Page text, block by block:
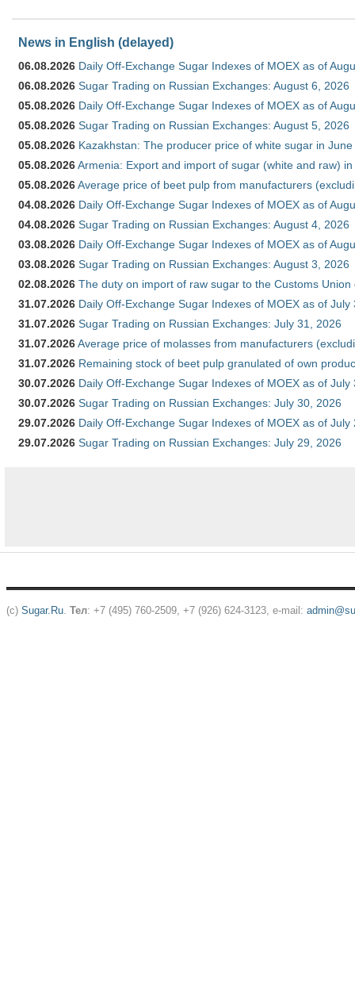
News in English (delayed)
06.08.2026 Daily Off-Exchange Sugar Indexes of MOEX as of
06.08.2026 Sugar Trading on Russian Exchanges: August 6, 2026
05.08.2026 Daily Off-Exchange Sugar Indexes of MOEX as of
05.08.2026 Sugar Trading on Russian Exchanges: August 5, 2026
05.08.2026 Kazakhstan: The producer price of white sugar in
05.08.2026Armenia: Export and import of sugar (white and raw)
05.08.2026Average price of beet pulp from manufacturers
04.08.2026 Daily Off-Exchange Sugar Indexes of MOEX as of
04.08.2026 Sugar Trading on Russian Exchanges: August 4, 2026
03.08.2026 Daily Off-Exchange Sugar Indexes of MOEX as of
03.08.2026 Sugar Trading on Russian Exchanges: August 3, 2026
02.08.2026 The duty on import of raw sugar to the Customs
31.07.2026 Daily Off-Exchange Sugar Indexes of MOEX as of July
31.07.2026 Sugar Trading on Russian Exchanges: July 31, 2026
31.07.2026Average price of molasses from manufacturers
31.07.2026 Remaining stock of beet pulp granulated of own
30.07.2026 Daily Off-Exchange Sugar Indexes of MOEX as of July
30.07.2026 Sugar Trading on Russian Exchanges: July 30, 2026
29.07.2026 Daily Off-Exchange Sugar Indexes of MOEX as of July
29.07.2026 Sugar Trading on Russian Exchanges: July 29, 2026
(c) Sugar.Ru. Тел: +7 (495) 760-2509, +7 (926) 624-3123, e-mail: